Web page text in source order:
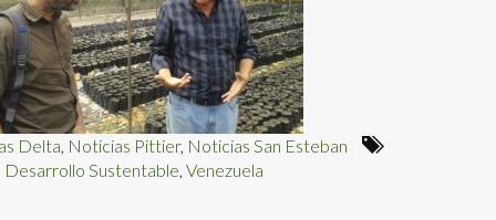
Delta Noticias Pittier, Noticias San Esteban
Desarrollo Sustentable Venezuela